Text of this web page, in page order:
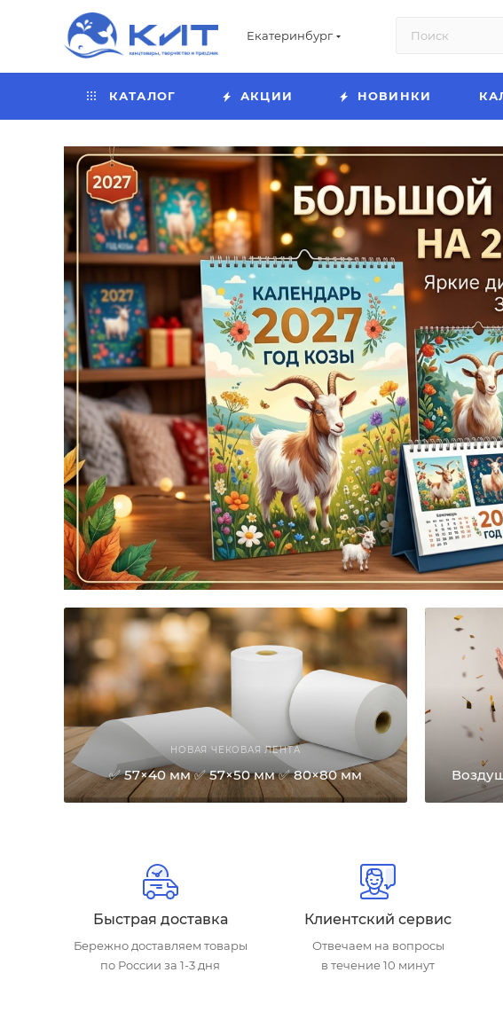
Екатеринбург
КАТАЛОГ АКЦИИ НОВИНКИ
НОВАЯ ЧЕКОВАЯ ЛЕНТА
✅ 57×40 мм ✅ 57×50 мм ✅ 80×80 мм
Быстрая доставка
Бережно доставляем товары
по России за 1-3 дня
Клиентский сервис
Отвечаем на вопросы
в течение 10 минут